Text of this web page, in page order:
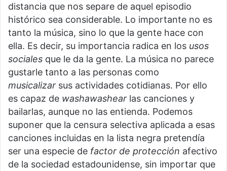
distancia que nos separe de aquel episodio
histórico sea considerable. Lo importante no es
tanto la música, sino lo que la gente hace con
ella. Es decir, su importancia radica en los usos
sociales que le da la gente. La música no parece
gustarle tanto a las personas como
musicalizar sus actividades cotidianas. Por ello
es capaz de washawashear las canciones y
bailarlas, aunque no las entienda. Podemos
suponer que la censura selectiva aplicada a esas
canciones incluidas en la lista negra pretendía
ser una especie de factor de protección afectivo
de la sociedad estadounidense, sin importar que